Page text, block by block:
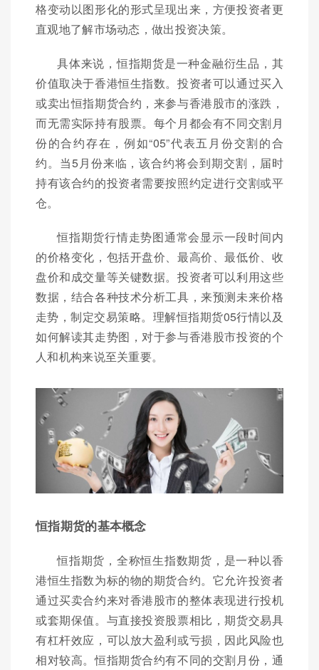
格变动以图形化的形式呈现出来，方便投资者更
直观地了解市场动态，做出投资决策。
具体来说，恒指期货是一种金融衍生品，其
价值取决于香港恒生指数。投资者可以通过买入
或卖出恒指期货合约，来参与香港股市的涨跌，
而无需实际持有股票。每个月都会有不同交割月
份的合约存在，例如“05”代表五月份交割的合
约。当5月份来临，该合约将会到期交割，届时
持有该合约的投资者需要按照约定进行交割或平
仓。
恒指期货行情走势图通常会显示一段时间内
的价格变化，包括开盘价、最高价、最低价、收
盘价和成交量等关键数据。投资者可以利用这些
数据，结合各种技术分析工具，来预测未来价格
走势，制定交易策略。理解恒指期货05行情以及
如何解读其走势图，对于参与香港股市投资的个
人和机构来说至关重要。
恒指期货的基本概念
恒指期货，全称恒生指数期货，是一种以香
港恒生指数为标的物的期货合约。它允许投资者
通过买卖合约来对香港股市的整体表现进行投机
或套期保值。与直接投资股票相比，期货交易具
有杠杆效应，可以放大盈利或亏损，因此风险也
相对较高。恒指期货合约有不同的交割月份，通